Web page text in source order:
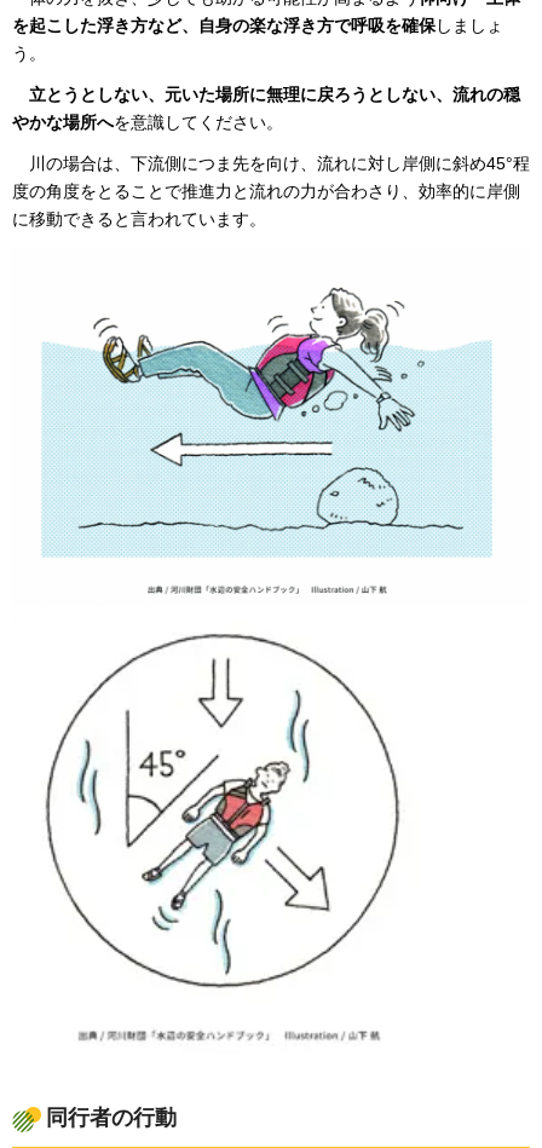
を起こした浮き方など、自身の楽な浮き方で呼吸を確保しましょ
う。
立と うとしない、元いた場所に無理に戻ろうとしない、流れの穏
やかな場所へを意識してください。
川の場合は、下流側につま先を向け、流れに対し岸側に斜め45°程
度の角度をとることで推進力と流れの力が合わさり、効率的に岸側
に移動できると言われています。
同行者の行動